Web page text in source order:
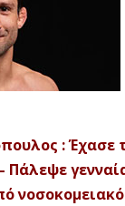
: Έχασε
Πάλεψε